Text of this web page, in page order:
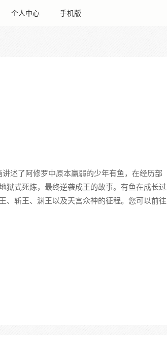
个人中心 手机版
述了阿修罗中原本羸弱的少年有鱼，在经历部
狱式死炼，最终逆袭成王的故事。有鱼在成长过
、斩王、渊王以及天宫众神的征程。您可以前往